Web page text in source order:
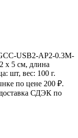
USB2-AP2-0.3M-
x 5 см, длина
шт, вес: 100 г.
по цене 200 ₽.
СДЭК по